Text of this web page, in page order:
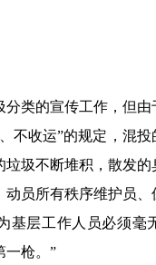
类的宣传工作，但
不收运”的规定，混
圾不断堆积，散发
员所有秩序维护员
基层工作人员必须毫
一枪。”